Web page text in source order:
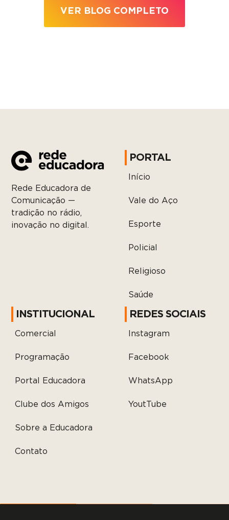
VER BLOG COMPLETO
Rede Educadora de
Comunicação —
tradição no rádio,
inovação no digital.
PORTAL
Início
Vale do Aço
Esporte
Policial
Religioso
Saúde
INSTITUCIONAL
Comercial
Programação
Portal Educadora
Clube dos Amigos
Sobre a Educadora
Contato
REDES SOCIAIS
Instagram
Facebook
WhatsApp
YoutTube